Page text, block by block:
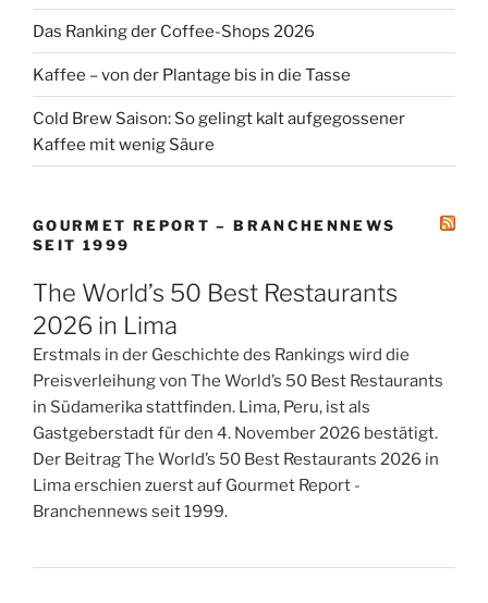
Das Ranking der Coffee-Shops 2026
Kaffee – von der Plantage bis in die Tasse
Cold Brew Saison: So gelingt kalt aufgegossener
Kaffee mit wenig Säure
GOURMET REPORT – BRANCHENNEWS
SEIT 1999
The World’s 50 Best Restaurants
2026 in Lima
Erstmals in der Geschichte des Rankings wird die
Preisverleihung von The World’s 50 Best Restaurants
in Südamerika stattfinden. Lima, Peru, ist als
Gastgeberstadt für den 4. November 2026 bestätigt.
Der Beitrag The World’s 50 Best Restaurants 2026 in
Lima erschien zuerst auf Gourmet Report -
Branchennews seit 1999.